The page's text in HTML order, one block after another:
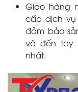
Giao hàng
cấp dịch vụ
đảm bảo
và đến tay
nhất.